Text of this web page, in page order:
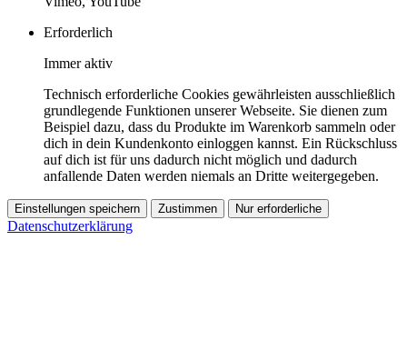
Erforderlich
Immer aktiv
Technisch erforderliche Cookies gewährleisten ausschließlich
grundlegende Funktionen unserer Webseite. Sie dienen zum
Beispiel dazu, dass du Produkte im Warenkorb sammeln oder
dich in dein Kundenkonto einloggen kannst. Ein Rückschluss
auf dich ist für uns dadurch nicht möglich und dadurch
anfallende Daten werden niemals an Dritte weitergegeben.
Einstellungen speichern Zustimmen Nur erforderliche
Datenschutzerklärung